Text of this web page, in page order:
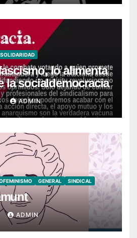
SOLIDARIDAD
lo alimenta
la socialdemocracia
ADMIN
GENERAL SINDICAL
ADMIN